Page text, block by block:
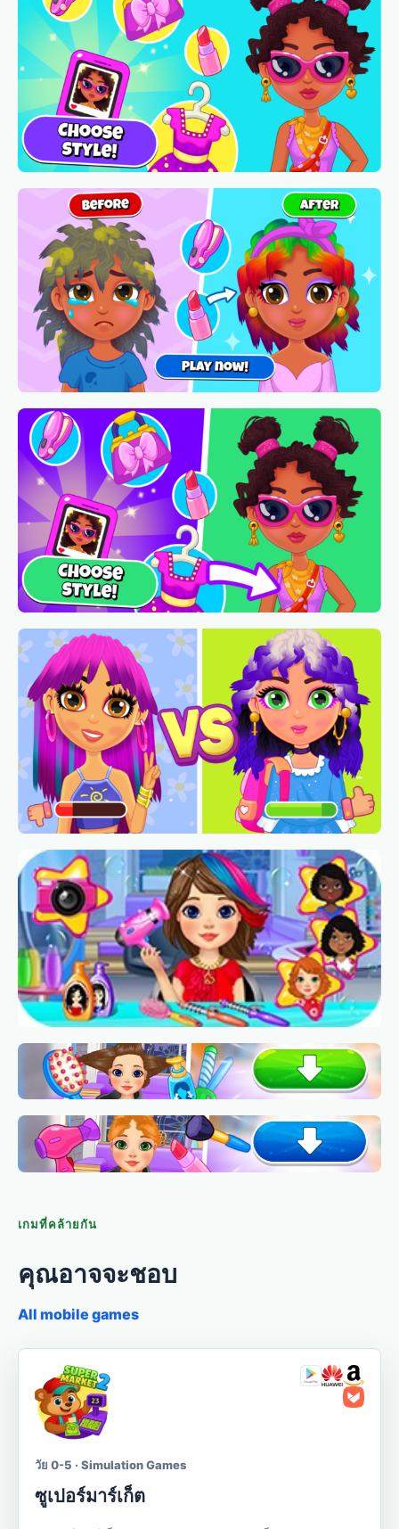
เกมที่คล้ายกัน
คุณอาจจะชอบ
All mobile games
วัย 0-5 · Simulation Games
ซูเปอร์มาร์เก็ต